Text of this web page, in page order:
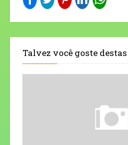
Talvez você goste